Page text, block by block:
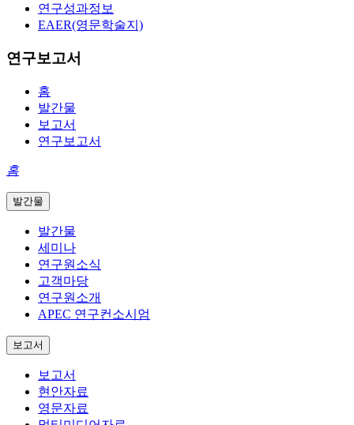
연구성과정보
EAER(영문학술지)
연구보고서
홈
발간물
보고서
연구보고서
홈
발간물
발간물
세미나
연구원소식
고객마당
연구원소개
APEC 연구컨소시엄
보고서
보고서
현안자료
영문자료